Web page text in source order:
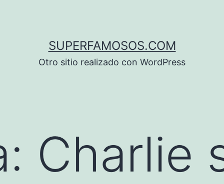
SUPERFAMOSOS.COM
Otro sitio realizado con WordPress
Charlie